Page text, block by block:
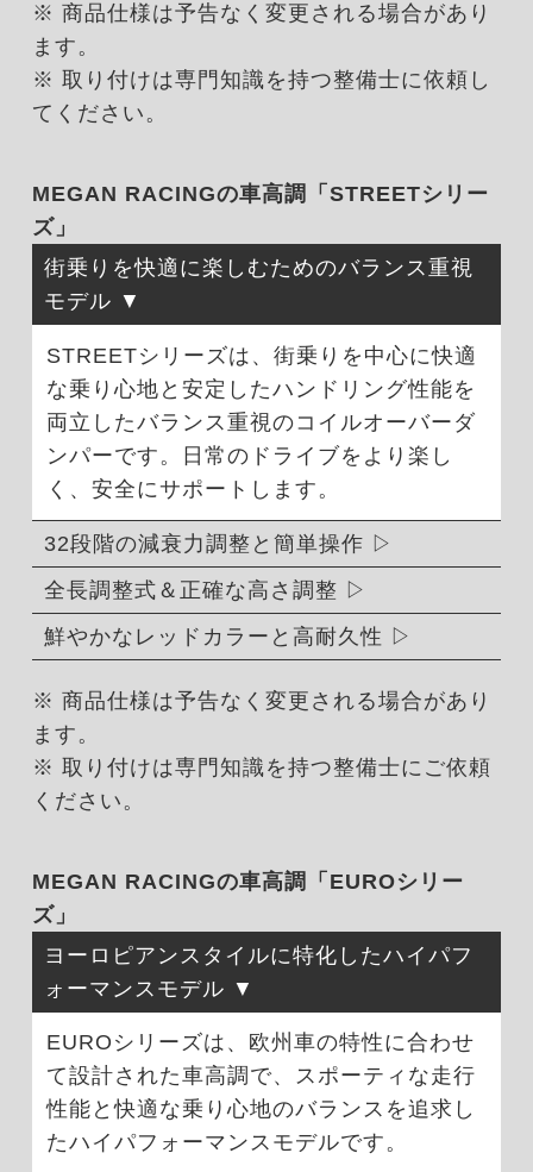
※ 商品仕様は予告なく変更される場合があり
ます。
※ 取り付けは専門知識を持つ整備士に依頼し
てください。
MEGAN RACINGの車高調「STREETシリー
ズ」
街乗りを快適に楽しむためのバランス重視
モデル
STREETシリーズは、街乗りを中心に快適
な乗り心地と安定したハンドリング性能を
両立したバランス重視のコイルオーバーダ
ンパーです。日常のドライブをより楽し
く、安全にサポートします。
32段階の減衰力調整と簡単操作
全長調整式＆正確な高さ調整
鮮やかなレッドカラーと高耐久性
※ 商品仕様は予告なく変更される場合があり
ます。
※ 取り付けは専門知識を持つ整備士にご依頼
ください。
MEGAN RACINGの車高調「EUROシリー
ズ」
ヨーロピアンスタイルに特化したハイパフ
ォーマンスモデル
EUROシリーズは、欧州車の特性に合わせ
て設計された車高調で、スポーティな走行
性能と快適な乗り心地のバランスを追求し
たハイパフォーマンスモデルです。